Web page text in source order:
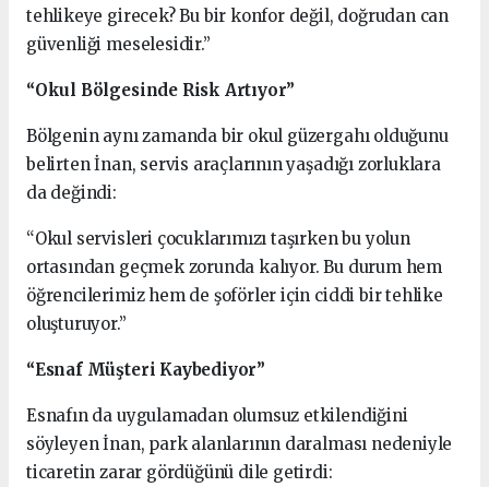
tehlikeye girecek? Bu bir konfor değil, doğrudan can
güvenliği meselesidir.”
“Okul Bölgesinde Risk Artıyor”
Bölgenin aynı zamanda bir okul güzergahı olduğunu
belirten İnan, servis araçlarının yaşadığı zorluklara
da değindi:
“Okul servisleri çocuklarımızı taşırken bu yolun
ortasından geçmek zorunda kalıyor. Bu durum hem
öğrencilerimiz hem de şoförler için ciddi bir tehlike
oluşturuyor.”
“Esnaf Müşteri Kaybediyor”
Esnafın da uygulamadan olumsuz etkilendiğini
söyleyen İnan, park alanlarının daralması nedeniyle
ticaretin zarar gördüğünü dile getirdi: